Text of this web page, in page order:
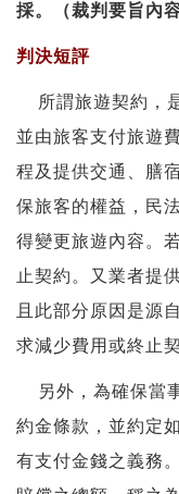
採。（裁判要旨內
判決短評
所謂旅遊契約，
並由旅客支付旅遊
程及提供交通、膳
保旅客的權益，民
得變更旅遊內容。
止契約。又業者提
且此部分原因是源
求減少費用或終止
另外，為確保當
約金條款，並約定
有支付金錢之義務